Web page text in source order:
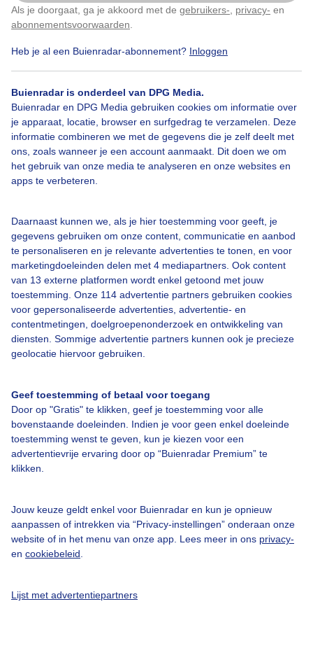
Als je doorgaat, ga je akkoord met de gebruikers- privacy- en
abonnementsvoorwaarden
Heb je al een Buienradar-abonnement? Inloggen
Buienradar is onderdeel van DPG Media.
Buienradar en DPG Media gebruiken cookies om informatie over
je apparaat, locatie, browser en surfgedrag te verzamelen. Deze
informatie combineren we met de gegevens die je zelf deelt met
ons, zoals wanneer je een account aanmaakt. Dit doen we om
het gebruik van onze media te analyseren en onze websites en
apps te verbeteren.
Daarnaast kunnen we, als je hier toestemming voor geeft, je
gegevens gebruiken om onze content, communicatie en aanbod
te personaliseren en je relevante advertenties te tonen, en voor
marketingdoeleinden delen met 4 mediapartners. Ook content
van 13 externe platformen wordt enkel getoond met jouw
toestemming. Onze 114 advertentie partners gebruiken cookies
voor gepersonaliseerde advertenties, advertentie- en
contentmetingen, doelgroepenonderzoek en ontwikkeling van
diensten. Sommige advertentie partners kunnen ook je precieze
geolocatie hiervoor gebruiken.
Geef toestemming of betaal voor toegang
Door op "Gratis" te klikken, geef je toestemming voor alle
bovenstaande doeleinden. Indien je voor geen enkel doeleinde
toestemming wenst te geven, kun je kiezen voor een
advertentievrije ervaring door op “Buienradar Premium” te
klikken.
Jouw keuze geldt enkel voor Buienradar en kun je opnieuw
aanpassen of intrekken via “Privacy-instellingen” onderaan onze
website of in het menu van onze app. Lees meer in ons privacy-
en cookiebeleid
Lijst met advertentiepartners
tevens een buienverwachting van maximaal 2 uur vooruit. Kopieer
de html code van het gewenste formaat en plaats deze code gratis
Formaat 250 x 250 pixels:
Klik hierom dit aan te passen